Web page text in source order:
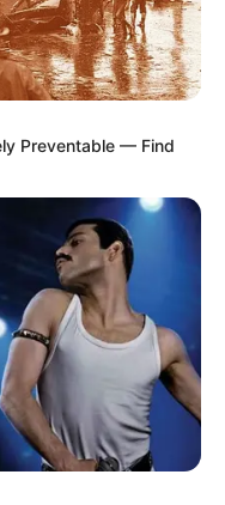
Preventable — Find